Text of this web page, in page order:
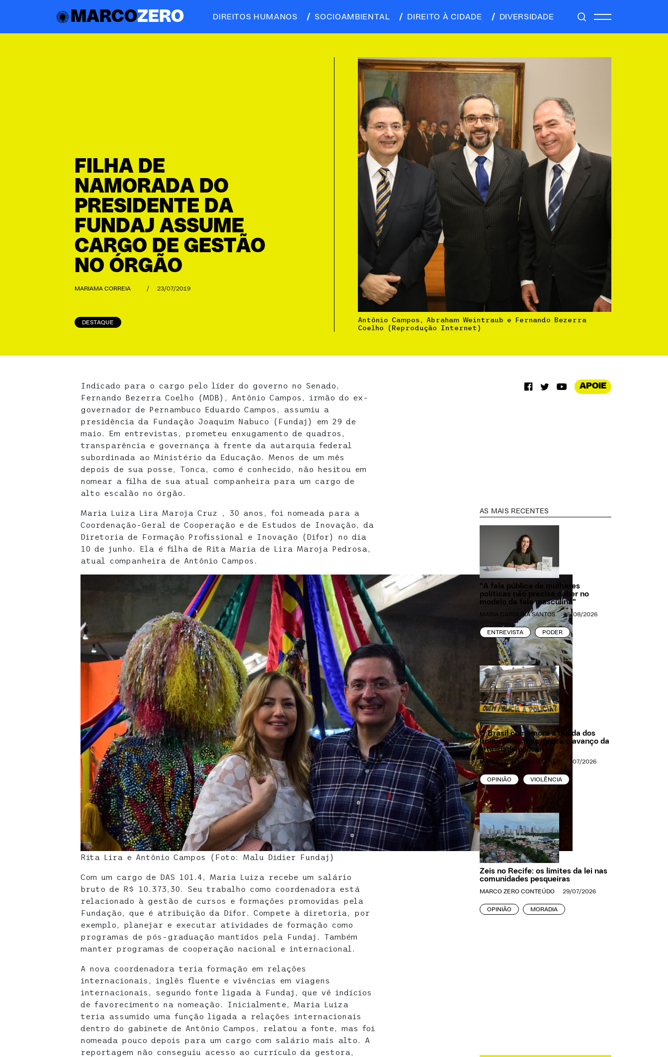
MARCOZERO DIREITOS HUMANOS SOCIOAMBIENTAL DIREITO À CIDADE DIVERSIDADE
FILHA DE
NAMORADA DO
PRESIDENTE DA
FUNDAJ ASSUME
CARGO DE GESTÃO
NO ÓRGÃO
MARIAMA CORREIA / 23/07/2019
DESTAQUE
Antônio Campos, Abraham Weintraub e Fernando Bezerra
Coelho (Reprodução Internet)
Indicado para o cargo pelo líder do governo no Senado,
Fernando Bezerra Coelho (MDB), Antônio Campos, irmão do ex-
governador de Pernambuco Eduardo Campos, assumiu a
presidência da Fundação Joaquim Nabuco (Fundaj) em 29 de
maio. Em entrevistas, prometeu enxugamento de quadros,
transparência e governança à frente da autarquia federal
subordinada ao Ministério da Educação. Menos de um mês
depois de sua posse, Tonca, como é conhecido, não hesitou em
nomear a filha de sua atual companheira para um cargo de
alto escalão no órgão.
Maria Luiza Lira Maroja Cruz , 30 anos, foi nomeada para a
Coordenação-Geral de Cooperação e de Estudos de Inovação, da
Diretoria de Formação Profissional e Inovação (Difor) no dia
10 de junho. Ela é filha de Rita Maria de Lira Maroja Pedrosa,
atual companheira de Antônio Campos.
Rita Lira e Antônio Campos (Foto: Malu Didier Fundaj)
Com um cargo de DAS 101.4, Maria Luiza recebe um salário
bruto de R$ 10.373,30. Seu trabalho como coordenadora está
relacionado à gestão de cursos e formações promovidas pela
Fundação, que é atribuição da Difor. Compete à diretoria, por
exemplo, planejar e executar atividades de formação como
programas de pós-graduação mantidos pela Fundaj. Também
manter programas de cooperação nacional e internacional.
A nova coordenadora teria formação em relações
internacionais, inglês fluente e vivências em viagens
internacionais, segundo fonte ligada à Fundaj, que vê indícios
de favorecimento na nomeação. Inicialmente, Maria Luiza
teria assumido uma função ligada a relações internacionais
dentro do gabinete de Antônio Campos, relatou a fonte, mas foi
nomeada pouco depois para um cargo com salário mais alto. A
reportagem não conseguiu acesso ao currículo da gestora,
APOIE
AS MAIS RECENTES
"A fala pública de mulheres
políticas não precisa caber no
modelo da fala masculina"
MARIA CAROLINA SANTOS 05/08/2026
ENTREVISTA PODER
O Brasil comemora a queda dos
homicídios, mas ignora o avanço da
letalidade policial
MARCO ZERO CONTEÚDO 30/07/2026
OPINIÃO VIOLÊNCIA
Zeis no Recife: os limites da lei nas
comunidades pesqueiras
MARCO ZERO CONTEÚDO 29/07/2026
OPINIÃO MORADIA